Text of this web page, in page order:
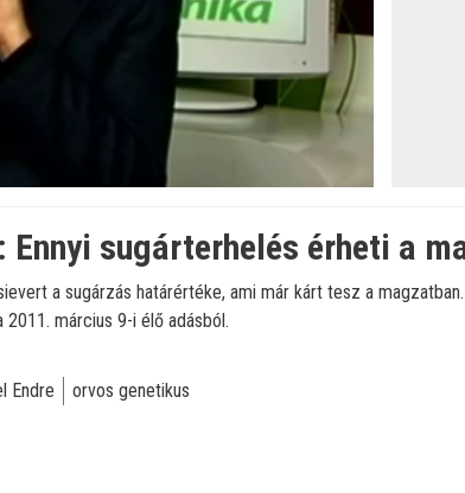
Ennyi sugárterhelés érheti a
a sugárzás határértéke, ami már kárt tesz a
március 9-i élő adásból.
Endre orvos genetikus